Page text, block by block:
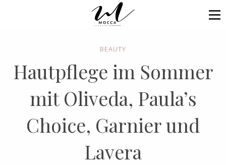
BEAUTY
Hautpflege im Sommer
mit Oliveda, Paula’s
Choice, Garnier und
Lavera